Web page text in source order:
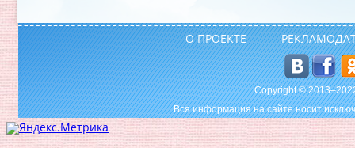
О ПРОЕКТЕ
Copyright ©
Вся информация на сайте носит